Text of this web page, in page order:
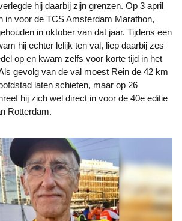
hij daarbij zijn grenzen. Op 3 april
in voor de TCS Amsterdam Marathon,
in oktober van dat jaar. Tijdens een
hij echter lelijk ten val, liep daarbij zes
op en kwam zelfs voor korte tijd in het
gevolg van de val moest Rein de 42 km
laten schieten, maar op 26
hij zich wel direct in voor de 40e editie
Rotterdam.